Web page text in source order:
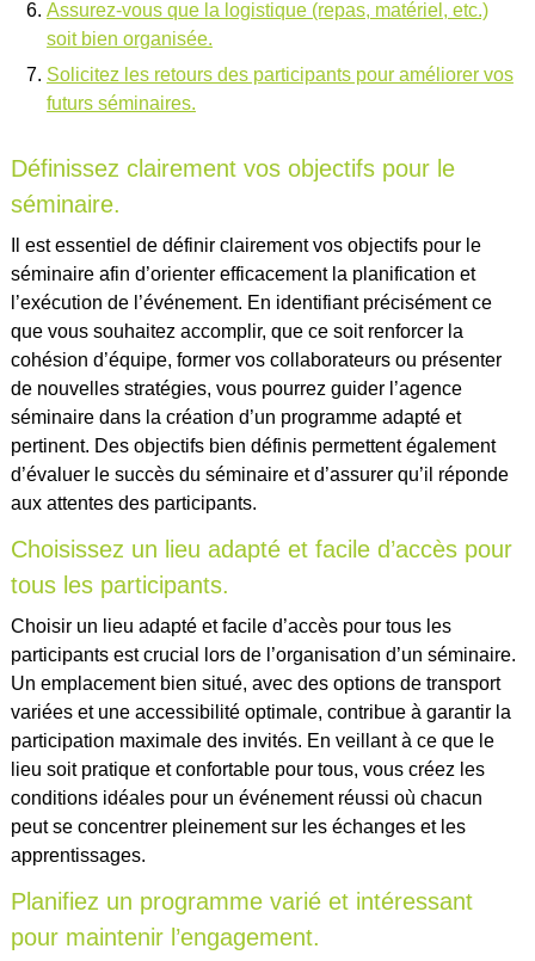
Assurez-vous que la logistique (repas, matériel, etc.)
soit bien organisée.
Solicitez les retours des participants pour améliorer vos
futurs séminaires.
Définissez clairement vos objectifs pour le
séminaire.
Il est essentiel de définir clairement vos objectifs pour le
séminaire afin d’orienter efficacement la planification et
l’exécution de l’événement. En identifiant précisément ce
que vous souhaitez accomplir, que ce soit renforcer la
cohésion d’équipe, former vos collaborateurs ou présenter
de nouvelles stratégies, vous pourrez guider l’agence
séminaire dans la création d’un programme adapté et
pertinent. Des objectifs bien définis permettent également
d’évaluer le succès du séminaire et d’assurer qu’il réponde
aux attentes des participants.
Choisissez un lieu adapté et facile d’accès pour
tous les participants.
Choisir un lieu adapté et facile d’accès pour tous les
participants est crucial lors de l’organisation d’un séminaire.
Un emplacement bien situé, avec des options de transport
variées et une accessibilité optimale, contribue à garantir la
participation maximale des invités. En veillant à ce que le
lieu soit pratique et confortable pour tous, vous créez les
conditions idéales pour un événement réussi où chacun
peut se concentrer pleinement sur les échanges et les
apprentissages.
Planifiez un programme varié et intéressant
pour maintenir l’engagement.